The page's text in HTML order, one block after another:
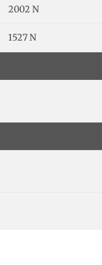
2002 N
1527 N